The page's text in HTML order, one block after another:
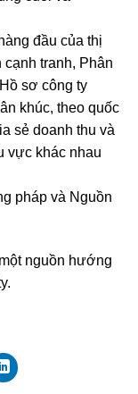
đầu của thị
tranh, Phân
sơ công ty
khúc, theo quốc
sẻ doanh thu và
vực khác nhau
pháp và Nguồn
nguồn hướng